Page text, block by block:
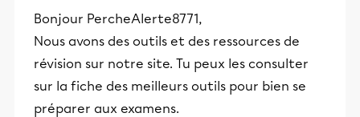
Bonjour PercheAlerte8771,
Nous avons des outils et des ressources de
révision sur notre site. Tu peux les consulter
sur la fiche des meilleurs outils pour bien se
préparer aux examens.